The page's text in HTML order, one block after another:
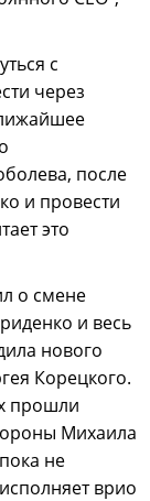
с
через
после
и провести
это
о смене
и весь
нового
Корецкого.
прошли
Михаила
не
врио